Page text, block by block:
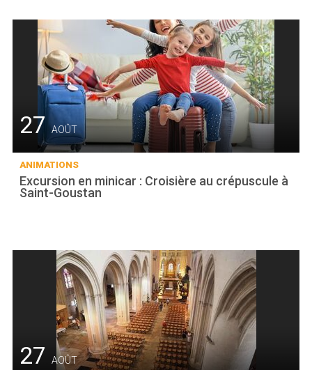
27AOÛT
ANIMATIONS
Excursion en minicar : Croisière au crépuscule à
Saint-Goustan
27 AOÛT